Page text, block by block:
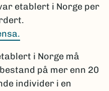
etablert i Norge per
i Norge må
på mer enn 20
individer i en